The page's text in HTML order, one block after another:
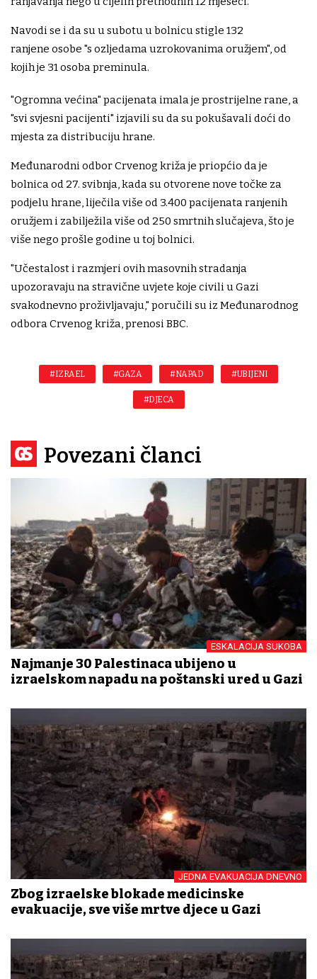
Navodi se i da su u subotu u bolnicu stigle 132
ranjene osobe "s ozljedama uzrokovanima oružjem", od
kojih je 31 osoba preminula.
"Ogromna većina" pacijenata imala je prostrijelne rane, a
"svi svjesni pacijenti" izjavili su da su pokušavali doći do
mjesta za distribuciju hrane.
Međunarodni odbor Crvenog križa je priopćio da je
bolnica od 27. svibnja, kada su otvorene nove točke za
podjelu hrane, liječila više od 3.400 pacijenata ranjenih
oružjem i zabilježila više od 250 smrtnih slučajeva, što je
više nego prošle godine u toj bolnici.
"Učestalost i razmjeri ovih masovnih stradanja
upozoravaju na stravične uvjete koje civili u Gazi
svakodnevno proživljavaju," poručili su iz Međunarodnog
odbora Crvenog križa, prenosi BBC.
#IZRAEL #GAZA #NAPAD #UBIJENI
#DJECA
Povezani članci
ESKALACIJA SUKOBA
Najmanje 30 Palestinaca ubijeno u
izraelskom napadu na poštanski ured u Gazi
JEDNA EVAKUACIJA DNEVNO
Zbog izraelske blokade medicinske
evakuacije, sve više mrtve djece u Gazi